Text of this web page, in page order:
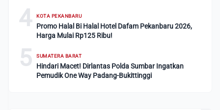
4 KOTA PEKANBARU
Promo Halal Bi Halal Hotel Dafam Pekanbaru 2026,
Harga Mulai Rp125 Ribu!
5 SUMATERA BARAT
Hindari Macet! Dirlantas Polda Sumbar Ingatkan
Pemudik One Way Padang-Bukittinggi